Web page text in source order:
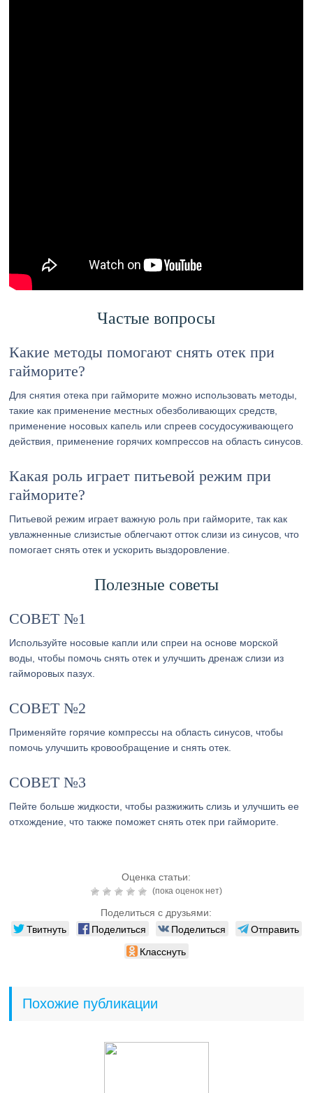
Частые вопросы
Какие методы помогают снять отек при
гайморите?
Для снятия отека при гайморите можно использовать методы,
такие как применение местных обезболивающих средств,
применение носовых капель или спреев сосудосуживающего
действия, применение горячих компрессов на область синусов.
Какая роль играет питьевой режим при
гайморите?
Питьевой режим играет важную роль при гайморите, так как
увлажненные слизистые облегчают отток слизи из синусов, что
помогает снять отек и ускорить выздоровление.
Полезные советы
СОВЕТ №1
Используйте носовые капли или спреи на основе морской
воды, чтобы помочь снять отек и улучшить дренаж слизи из
гайморовых пазух.
СОВЕТ №2
Применяйте горячие компрессы на область синусов, чтобы
помочь улучшить кровообращение и снять отек.
СОВЕТ №3
Пейте больше жидкости, чтобы разжижить слизь и улучшить ее
отхождение, что также поможет снять отек при гайморите.
Оценка статьи:
(пока оценок нет)
Поделиться с друзьями:
Твитнуть Поделиться Поделиться
Отправить
Класснуть
Похожие публикации